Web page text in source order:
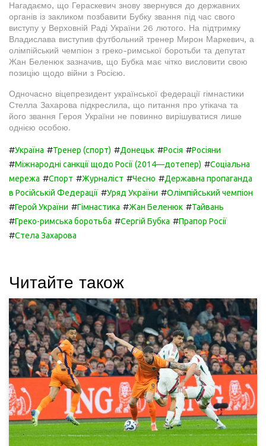
Нагадаємо, що Гераскевич знову звернувся до державних
органів із закликом позбавити Бубку звання під час свого
виступу у Верховній Раді України 26 лютого. На підтримку
Владислава виступив футбольний тренер Мирон Маркевич, а
олімпійський чемпіон з греко-римської боротьби та депутат
Жан Беленюк зазначив, що Бубка має чітко висловити свою
позицію щодо війни з Росією.
Одночасно віцепрезидент української федерації гімнастики
Стелла Захарова підкреслила, що питання про утікача та
його звання Героя України не повинно вирішуватися лише
однією особою.
#Україна #Тренер (спорт) #Донецьк #Росія #Росіяни
#Міжнародні санкції щодо Росії (2014—дотепер) #Соціальна
мережа #Спорт #Журналіст #Чесно #Державна пропаганда
в Російській Федерації #Уряд України #Олімпійський чемпіон
#Герой України #Гімнастика #Жан Беленюк #Тайвань
#Греко-римська боротьба #Сергій Бубка #Прапор Росії
#Стела Захарова
Читайте також